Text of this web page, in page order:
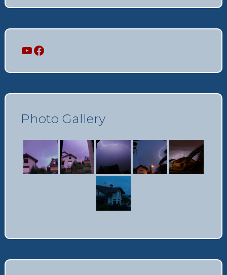
Mi canalMi perfil
Photo Gallery